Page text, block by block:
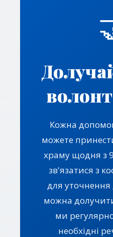
Кожна
можете
храму щодня з
зв'язатися з
для
можна
ми
необхідні